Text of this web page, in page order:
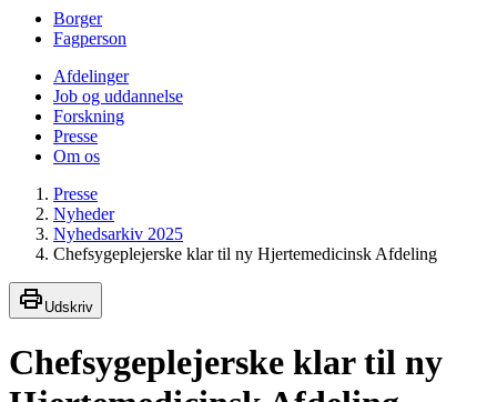
Borger
Fagperson
Afdelinger
Job og uddannelse
Forskning
Presse
Om os
Presse
Nyheder
Nyhedsarkiv 2025
Chefsygeplejerske klar til ny Hjertemedicinsk Afdeling
Udskriv
Chefsygeplejerske klar til ny